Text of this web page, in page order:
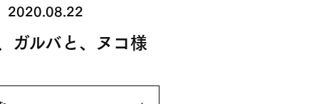
2020.08.22
ガルバと、ヌコ様